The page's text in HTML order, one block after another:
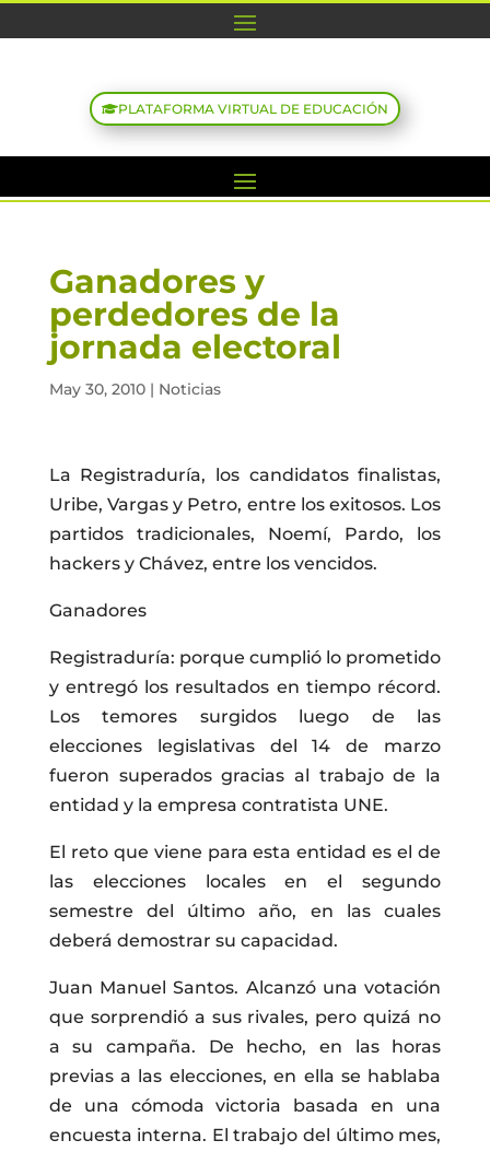
PLATAFORMA VIRTUAL DE EDUCACIÓN
Ganadores y
perdedores de la
jornada electoral
May 30, 2010| Noticias
La Registraduría, los candidatos finalistas,
Uribe, Vargas y Petro, entre los exitosos. Los
partidos tradicionales, Noemí, Pardo, los
hackers y Chávez, entre los vencidos.
Ganadores
Registraduría: porque cumplió lo prometido
y entregó los resultados en tiempo récord.
Los temores surgidos luego de las
elecciones legislativas del 14 de marzo
fueron superados gracias al trabajo de la
entidad y la empresa contratista UNE.
El reto que viene para esta entidad es el de
las elecciones locales en el segundo
semestre del último año, en las cuales
deberá demostrar su capacidad.
Juan Manuel Santos. Alcanzó una votación
que sorprendió a sus rivales, pero quizá no
a su campaña. De hecho, en las horas
previas a las elecciones, en ella se hablaba
de una cómoda victoria basada en una
encuesta interna. El trabajo del último mes,